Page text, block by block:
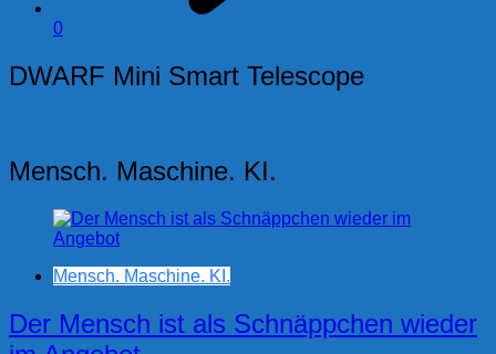
0
DWARF Mini Smart Telescope
Mensch. Maschine. KI.
Mensch. Maschine. KI.
Der Mensch ist als Schnäppchen wieder